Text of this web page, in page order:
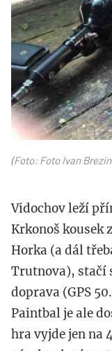
(Foto: Foto Ivan
Vidochov leží
Krkonoš kousek
Horka (a dál
Trutnova), stačí
doprava (GPS
Paintbal je ale
hra vyjde jen na